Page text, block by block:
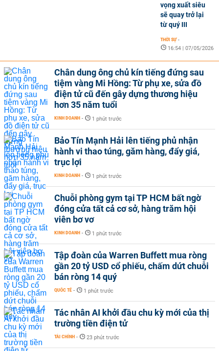
vọng xuất siêu
sẽ quay trở lại
từ quý III
THỜI SỰ -
16:54 | 07/05/2026
Chân dung ông chủ kín tiếng đứng sau
tiệm vàng Mi Hồng: Từ phụ xe, sửa đồ
điện tử cũ đến gây dựng thương hiệu
hơn 35 năm tuổi
KINH DOANH - 1 phút trước
Bảo Tín Mạnh Hải lên tiếng phủ nhận
hành vi thao túng, găm hàng, đẩy giá,
trục lợi
KINH DOANH - 1 phút trước
Chuỗi phòng gym tại TP HCM bất ngờ
đóng cửa tất cả cơ sở, hàng trăm hội
viên bơ vơ
KINH DOANH - 1 phút trước
Tập đoàn của Warren Buffett mua ròng
gần 20 tỷ USD cổ phiếu, chấm dứt chuỗi
bán ròng 14 quý
QUỐC TẾ - 1 phút trước
Tác nhân AI khởi đầu chu kỳ mới của thị
trường tiền điện tử
TÀI CHÍNH - 23 phút trước